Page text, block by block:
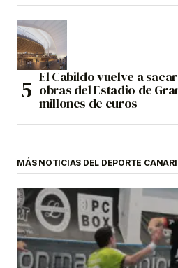
El Cabildo vuelve a
obras del Estadio de
millones de euros
MÁS NOTICIAS DEL DEPORTE